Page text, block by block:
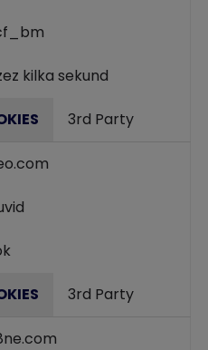
kilka sekund
3rd Party
3rd Party